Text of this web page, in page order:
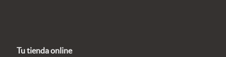
Tu tienda online